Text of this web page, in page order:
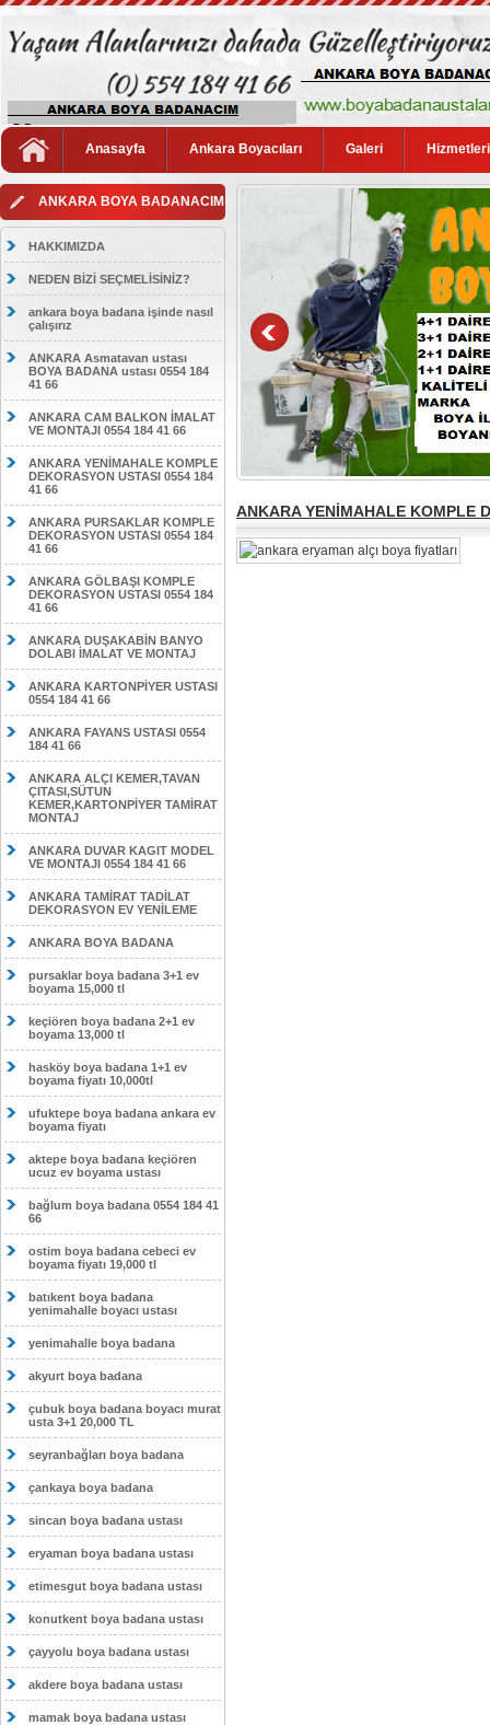
Anasayfa Ankara Boyacıları Galeri
ANKARA BOYA BADANACIM
HAKKIMIZDA
NEDEN BİZİ SEÇMELİSİNİZ?
ankara boya badana işinde nasıl
çalışırız
ANKARA Asmatavan ustası
BOYA BADANA ustası 0554 184
41 66
ANKARA CAM BALKON İMALAT
VE MONTAJI 0554 184 41 66
ANKARA YENİMAHALE KOMPLE
DEKORASYON USTASI 0554 184
41 66
ANKARA PURSAKLAR KOMPLE
DEKORASYON USTASI 0554 184
41 66
ANKARA GÖLBAŞI KOMPLE
DEKORASYON USTASI 0554 184
41 66
ANKARA DUŞAKABİN BANYO
DOLABI İMALAT VE MONTAJ
ANKARA KARTONPİYER USTASI
0554 184 41 66
ANKARA FAYANS USTASI 0554
184 41 66
ANKARA ALÇI KEMER,TAVAN
ÇITASI,SÜTUN
KEMER,KARTONPİYER TAMİRAT
MONTAJ
ANKARA DUVAR KAGIT MODEL
VE MONTAJI 0554 184 41 66
ANKARA TAMİRAT TADİLAT
DEKORASYON EV YENİLEME
ANKARA BOYA BADANA
pursaklar boya badana 3+1 ev
boyama 15,000 tl
keçiören boya badana 2+1 ev
boyama 13,000 tl
hasköy boya badana 1+1 ev
boyama fiyatı 10,000tl
ufuktepe boya badana ankara ev
boyama fiyatı
aktepe boya badana keçiören
ucuz ev boyama ustası
bağlum boya badana 0554 184 41
66
ostim boya badana cebeci ev
boyama fiyatı 19,000 tl
batıkent boya badana
yenimahalle boyacı ustası
yenimahalle boya badana
akyurt boya badana
çubuk boya badana boyacı murat
usta 3+1 20,000 TL
seyranbağları boya badana
çankaya boya badana
sincan boya badana ustası
eryaman boya badana ustası
etimesgut boya badana ustası
konutkent boya badana ustası
çayyolu boya badana ustası
akdere boya badana ustası
mamak boya badana ustası
ANKARA YENİMAHALE KOMPLE